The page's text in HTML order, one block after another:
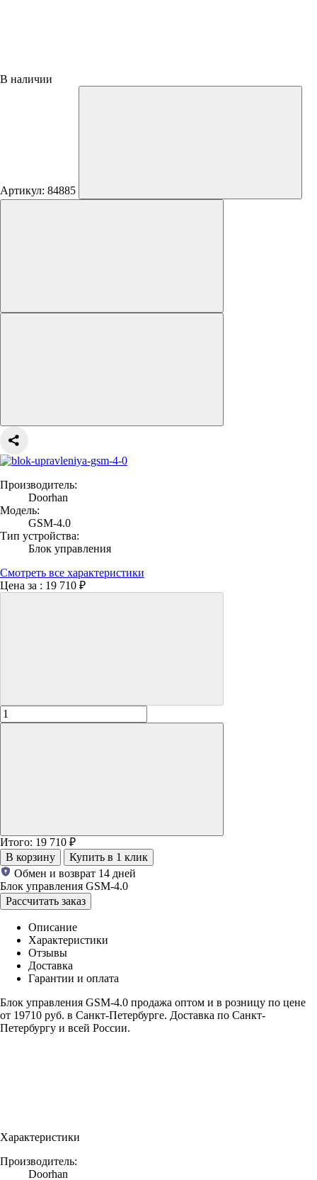
В наличии
Артикул: 84885
Производитель:
Doorhan
Модель:
GSM-4.0
Тип устройства:
Блок управления
Смотреть все характеристики
Цена за : 19 710 ₽
Итого: 19 710 ₽
В корзину
Купить в 1 клик
Обмен и возврат 14 дней
Блок управления GSM-4.0
Рассчитать заказ
Описание
Характеристики
Отзывы
Доставка
Гарантии и оплата
Блок управления GSM-4.0 продажа оптом и в розницу по цене
от 19710 руб. в Санкт-Петербурге. Доставка по Санкт-
Петербургу и всей России.
Характеристики
Производитель:
Doorhan